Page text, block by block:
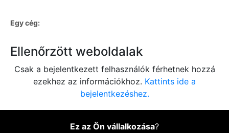
Egy cég:
Ellenőrzött weboldalak
Csak a bejelentkezett felhasználók férhetnek hozzá
ezekhez az információkhoz. Kattints ide a
bejelentkezéshez.
Ez az Ön vállalkozása?